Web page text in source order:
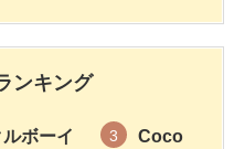
ンキング
ルボーイ 3 Coco